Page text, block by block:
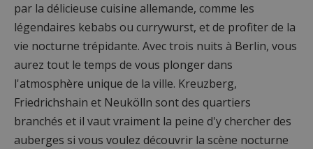
par la délicieuse cuisine allemande, comme les
légendaires kebabs ou currywurst, et de profiter de la
vie nocturne trépidante. Avec trois nuits à Berlin, vous
aurez tout le temps de vous plonger dans
l'atmosphère unique de la ville. Kreuzberg,
Friedrichshain et Neukölln sont des quartiers
branchés et il vaut vraiment la peine d'y chercher des
auberges si vous voulez découvrir la scène nocturne